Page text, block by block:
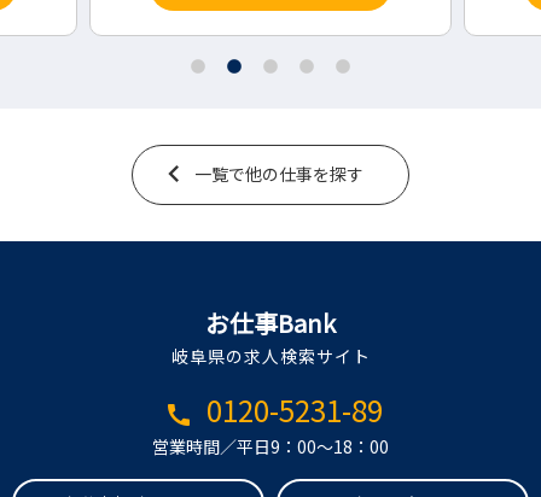
一覧で他の仕事を探す
お仕事Bank
岐阜県の求人検索サイト
call 0120-5231-89
営業時間／平日9：00～18：00